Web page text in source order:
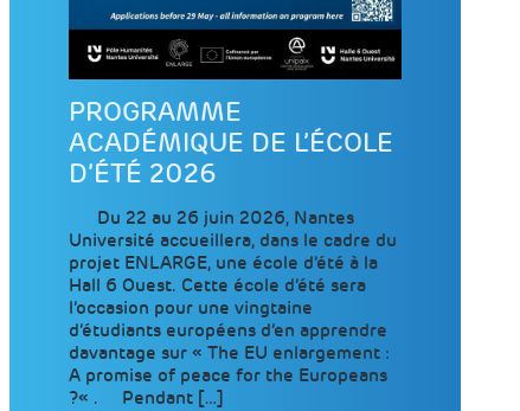
PROGRAMME
ACADÉMIQUE DE L’ÉCOLE
D’ÉTÉ 2026
Du 22 au 26 juin 2026, Nantes
Université accueillera, dans le cadre du
projet ENLARGE, une école d’été à la
Hall 6 Ouest. Cette école d’été sera
l’occasion pour une vingtaine
d’étudiants européens d’en apprendre
davantage sur « The EU enlargement :
A promise of peace for the Europeans
?« . Pendant […]